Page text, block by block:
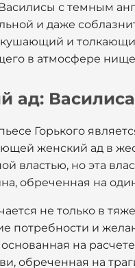
с темным
и даже
и
в атмосфере
ад:
Горького
женский ад в
властью, но эта
обреченная на
не только в
потребности и
на
обреченная на